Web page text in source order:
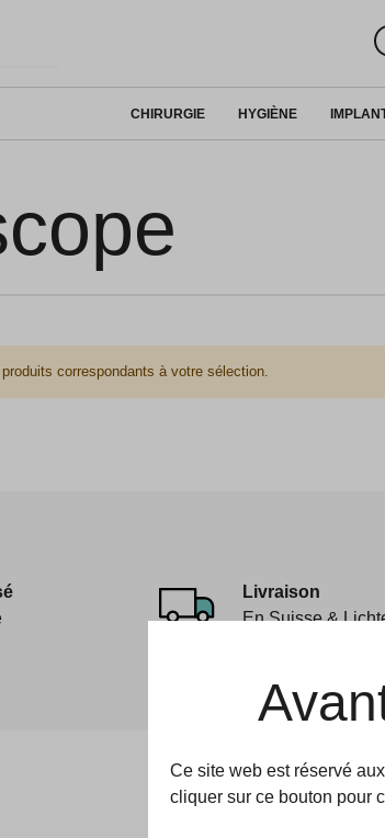
CHIRURGIE HYGIÈNE
correspondants à votre sélection.
Ce site web est réservé
cliquer sur ce bouton pour
Livraison
En Suisse &